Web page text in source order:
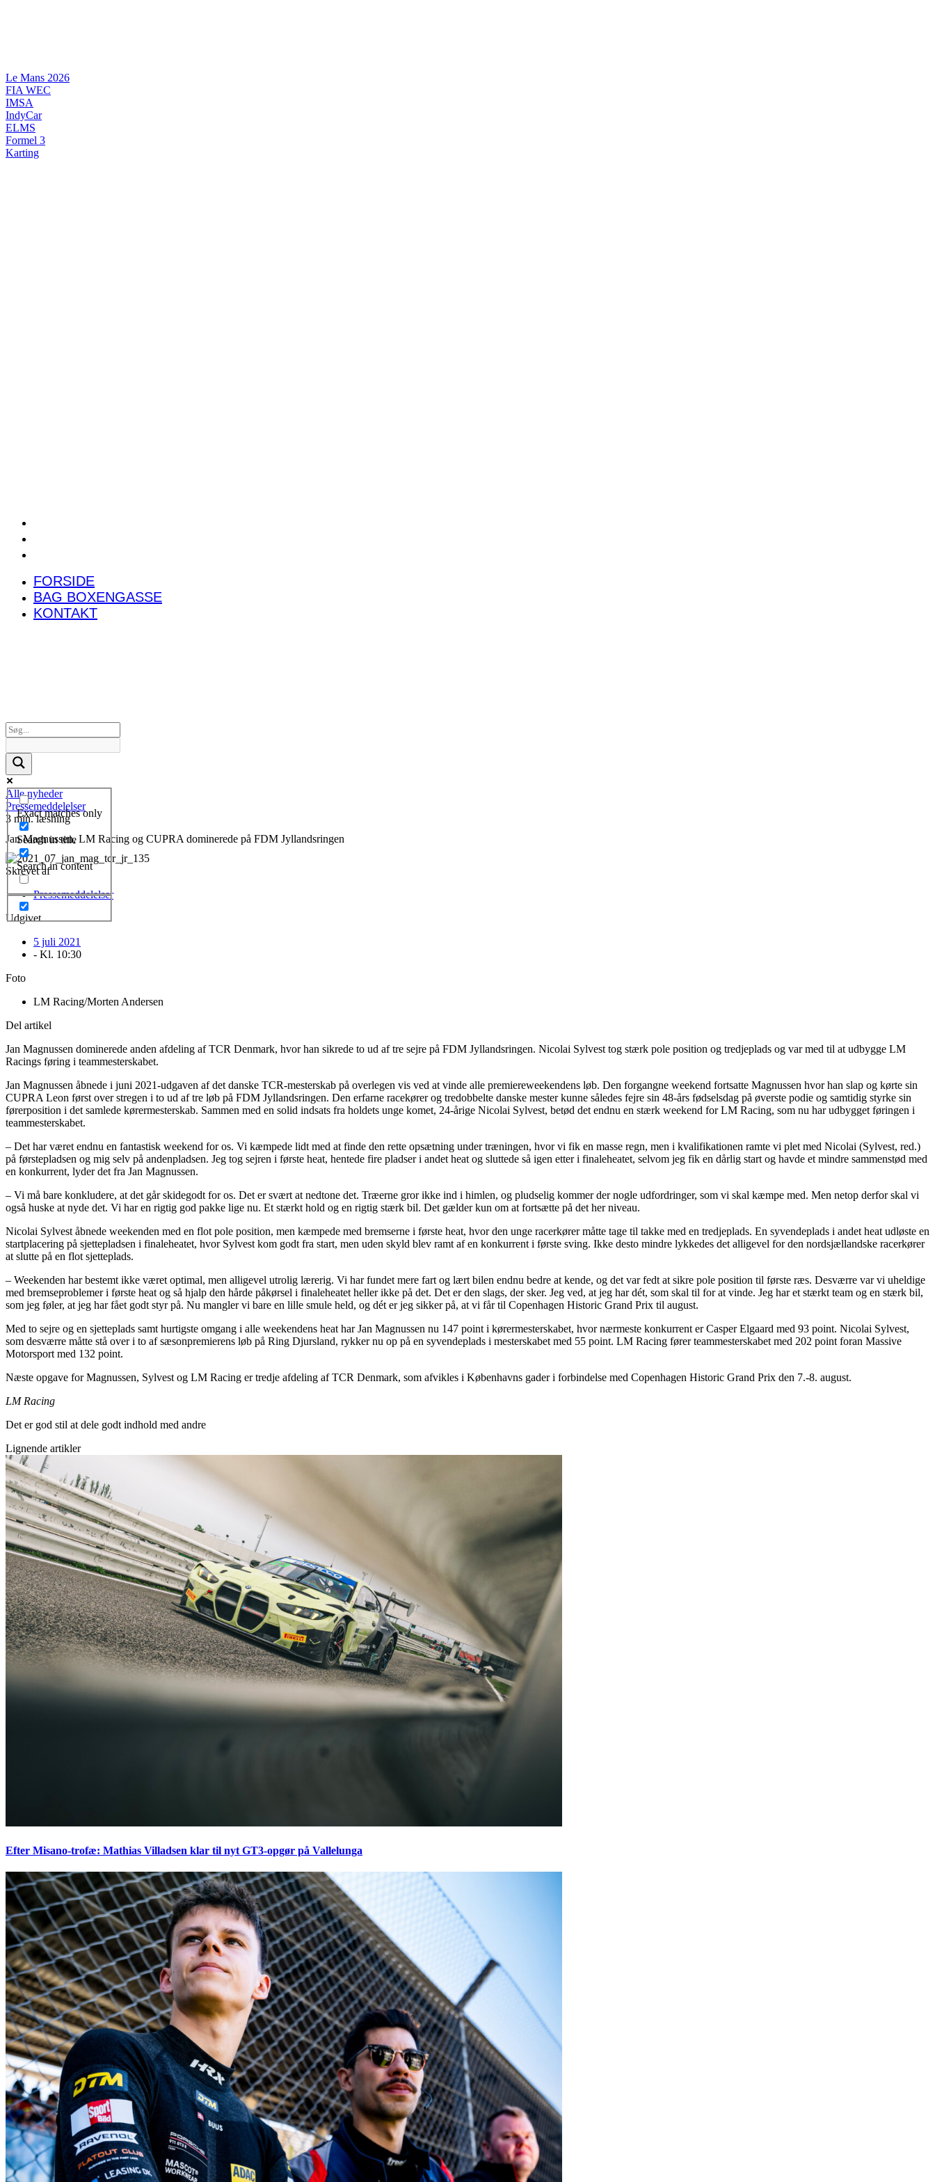
Le Mans 2026
FIA WEC
IMSA
IndyCar
ELMS
Formel 3
Karting
FORSIDE
BAG BOXENGASSE
KONTAKT
Exact matches only
Search in title
Search in content
Alle nyheder
Pressemeddelelser
3 min. læsning
Jan Magnussen, LM Racing og CUPRA dominerede på FDM Jyllandsringen
Skrevet af
Pressemeddelelser
Udgivet
5 juli 2021
- Kl. 10:30
Foto
LM Racing/Morten Andersen
Del artikel
Jan Magnussen dominerede anden afdeling af TCR Denmark, hvor han sikrede to ud af tre sejre på FDM Jyllandsringen. Nicolai Sylvest tog stærk pole position og tredjeplads og var med til at udbygge LM
Racings føring i teammesterskabet.
Jan Magnussen åbnede i juni 2021-udgaven af det danske TCR-mesterskab på overlegen vis ved at vinde alle premiereweekendens løb. Den forgangne weekend fortsatte Magnussen hvor han slap og kørte sin
CUPRA Leon først over stregen i to ud af tre løb på FDM Jyllandsringen. Den erfarne racekører og tredobbelte danske mester kunne således fejre sin 48-års fødselsdag på øverste podie og samtidig styrke sin
førerposition i det samlede kørermesterskab. Sammen med en solid indsats fra holdets unge komet, 24-årige Nicolai Sylvest, betød det endnu en stærk weekend for LM Racing, som nu har udbygget føringen i
teammesterskabet.
– Det har været endnu en fantastisk weekend for os. Vi kæmpede lidt med at finde den rette opsætning under træningen, hvor vi fik en masse regn, men i kvalifikationen ramte vi plet med Nicolai (Sylvest, red.)
på førstepladsen og mig selv på andenpladsen. Jeg tog sejren i første heat, hentede fire pladser i andet heat og sluttede så igen etter i finaleheatet, selvom jeg fik en dårlig start og havde et mindre sammenstød med
en konkurrent, lyder det fra Jan Magnussen.
– Vi må bare konkludere, at det går skidegodt for os. Det er svært at nedtone det. Træerne gror ikke ind i himlen, og pludselig kommer der nogle udfordringer, som vi skal kæmpe med. Men netop derfor skal vi
også huske at nyde det. Vi har en rigtig god pakke lige nu. Et stærkt hold og en rigtig stærk bil. Det gælder kun om at fortsætte på det her niveau.
Nicolai Sylvest åbnede weekenden med en flot pole position, men kæmpede med bremserne i første heat, hvor den unge racerkører måtte tage til takke med en tredjeplads. En syvendeplads i andet heat udløste en
startplacering på sjettepladsen i finaleheatet, hvor Sylvest kom godt fra start, men uden skyld blev ramt af en konkurrent i første sving. Ikke desto mindre lykkedes det alligevel for den nordsjællandske racerkører
at slutte på en flot sjetteplads.
– Weekenden har bestemt ikke været optimal, men alligevel utrolig lærerig. Vi har fundet mere fart og lært bilen endnu bedre at kende, og det var fedt at sikre pole position til første ræs. Desværre var vi uheldige
med bremseproblemer i første heat og så hjalp den hårde påkørsel i finaleheatet heller ikke på det. Det er den slags, der sker. Jeg ved, at jeg har dét, som skal til for at vinde. Jeg har et stærkt team og en stærk bil,
som jeg føler, at jeg har fået godt styr på. Nu mangler vi bare en lille smule held, og dét er jeg sikker på, at vi får til Copenhagen Historic Grand Prix til august.
Med to sejre og en sjetteplads samt hurtigste omgang i alle weekendens heat har Jan Magnussen nu 147 point i kørermesterskabet, hvor nærmeste konkurrent er Casper Elgaard med 93 point. Nicolai Sylvest,
som desværre måtte stå over i to af sæsonpremierens løb på Ring Djursland, rykker nu op på en syvendeplads i mesterskabet med 55 point. LM Racing fører teammesterskabet med 202 point foran Massive
Motorsport med 132 point.
Næste opgave for Magnussen, Sylvest og LM Racing er tredje afdeling af TCR Denmark, som afvikles i Københavns gader i forbindelse med Copenhagen Historic Grand Prix den 7.-8. august.
LM Racing
Det er god stil at dele godt indhold med andre
Lignende artikler
Efter Misano-trofæ: Mathias Villadsen klar til nyt GT3-opgør på Vallelunga